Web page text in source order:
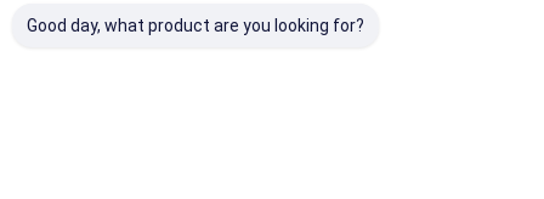
Good day, what product are you looking for?